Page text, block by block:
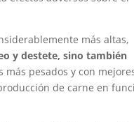
más altas,
y destete, sino también
más pesados y con
de carne en